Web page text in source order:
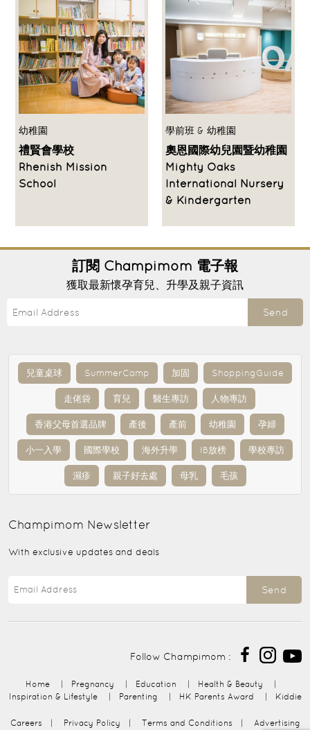
幼稚園
禮賢會學校
Rhenish Mission
School
學前班 & 幼稚園
奧恩國際幼兒園暨幼稚園
Mighty Oaks
International Nursery
& Kindergarten
訂閱 Champimom 電子報
獲取最新懷孕育兒、升學及親子資訊
Send
兒童桌球 SummerCamp 加固 ShoppingGuide
走佬袋 育兒 醫生專訪 人物專訪
香港父母首選品牌 產後 產前 幼稚園 孕婦
小一入學 國際學校 海外升學 IB放榜 學校專訪
濕疹 親子好去處 母乳 毛孩
Champimom Newsletter
With exclusive updates and deals
Send
Follow Champimom :
Home Pregnancy Education Health & Beauty
Inspiration & Lifestyle
Parenting HK Parents Award Kiddie
Careers Privacy Policy Terms and Conditions Advertising